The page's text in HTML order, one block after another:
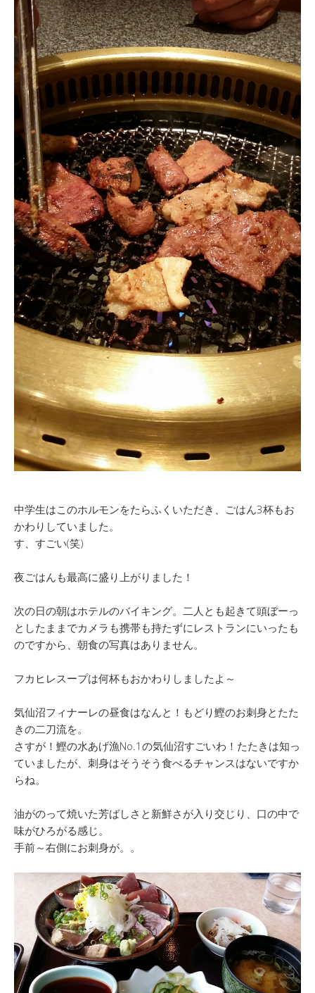
中学生はこのホルモンをたらふくいただき、ごはん3杯もお
かわりしていました。
す、すごい(笑)
夜ごはんも最高に盛り上がりました！
次の日の朝はホテルのバイキング。二人とも起きて頭ぼーっ
としたままでカメラも携帯も持たずにレストランにいったも
のですから、朝食の写真はありません。
フカヒレスープは何杯もおかわりしましたよ～
気仙沼フィナーレの昼食はなんと！もどり鰹のお刺身とたた
きの二刀流を。
さすが！鰹の水あげ漁No.1の気仙沼すごいわ！たたきは知っ
ていましたが、刺身はそうそう食べるチャンスはないですか
らね。
油がのって焼いた芳ばしさと新鮮さが入り交じり、口の中で
味がひろがる感じ。
手前～右側にお刺身が。。